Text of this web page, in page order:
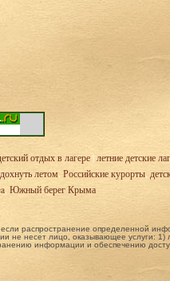
отдых в лагере| летние детские
летом, Российские курорты,
, Южный берег Крыма
распространение определенной
не несет лицо, оказывающее услуги:
информации и обеспечению